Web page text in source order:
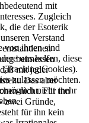
mit
Zugleich
die der Esoterik
Verstand
beimessen
mit jeder
Das aber
nicht. Für ihn
zwei Gründe,
für ihn kein
von ihnen sind
uns helfen, diese
(Tracking Cookies).
zulassen möchten.
nicht mehr